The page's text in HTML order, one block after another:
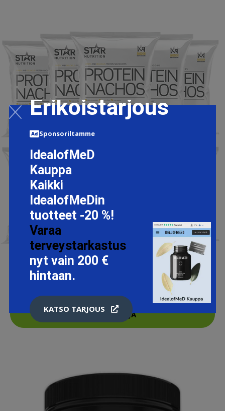
10 X PROTEIN NACHOS, 30G
LISÄTIETOJA
Erikoistarjous
Sponsoriltamme
IdealofMeD
Kauppa
Kaikki
IdealofMeDin
tuotteet -20 %!
Varaa
terveystarkastus
nyt vain 200 €
hintaan.
KATSO TARJOUS